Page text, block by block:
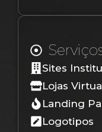
Sites
Lojas
Landing
Logotipos